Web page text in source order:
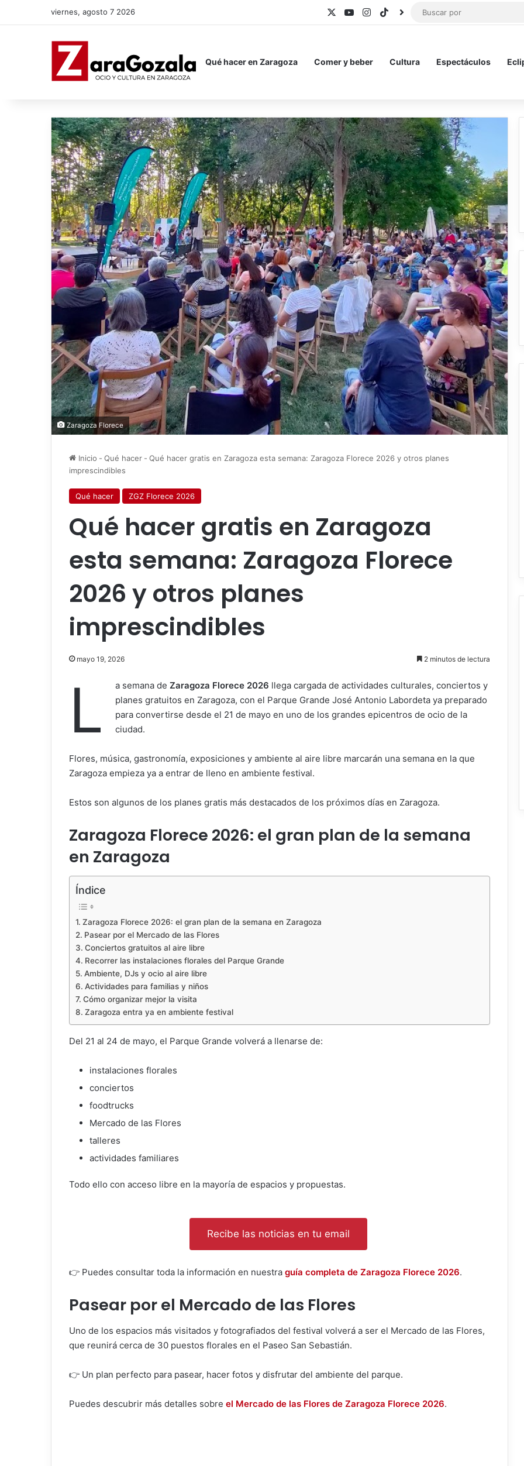
viernes, agosto 7 2026 YouTubeInstagram
TikTokBlueSky
Qué hacer en Zaragoza Comer y beber Cultura Espectáculos
Zaragoza Florece
Inicio - Qué hacer - Qué hacer gratis en Zaragoza esta semana: Zaragoza Florece 2026 y otros planes
imprescindibles
Qué hacer ZGZ Florece 2026
Qué hacer gratis en Zaragoza
esta semana: Zaragoza Florece
2026 y otros planes
imprescindibles
mayo 19, 2026 2 minutos de lectura
L a semana de Zaragoza Florece 2026 llega cargada de actividades culturales, conciertos y
planes gratuitos en Zaragoza, con el Parque Grande José Antonio Labordeta ya preparado
para convertirse desde el 21 de mayo en uno de los grandes epicentros de ocio de la
ciudad.
Flores, música, gastronomía, exposiciones y ambiente al aire libre marcarán una semana en la que
Zaragoza empieza ya a entrar de lleno en ambiente festival.
Estos son algunos de los planes gratis más destacados de los próximos días en Zaragoza.
Zaragoza Florece 2026: el gran plan de la semana
en Zaragoza
Índice
Zaragoza Florece 2026: el gran plan de la semana en Zaragoza
Pasear por el Mercado de las Flores
Conciertos gratuitos al aire libre
Recorrer las instalaciones florales del Parque Grande
Ambiente, DJs y ocio al aire libre
Actividades para familias y niños
Cómo organizar mejor la visita
Zaragoza entra ya en ambiente festival
Del 21 al 24 de mayo, el Parque Grande volverá a llenarse de:
instalaciones florales
conciertos
foodtrucks
Mercado de las Flores
talleres
actividades familiares
Todo ello con acceso libre en la mayoría de espacios y propuestas.
Recibe las noticias en tu email
👉 Puedes consultar toda la información en nuestra guía completa de Zaragoza Florece 2026.
Pasear por el Mercado de las Flores
Uno de los espacios más visitados y fotografiados del festival volverá a ser el Mercado de las Flores,
que reunirá cerca de 30 puestos florales en el Paseo San Sebastián.
👉 Un plan perfecto para pasear, hacer fotos y disfrutar del ambiente del parque.
Puedes descubrir más detalles sobre el Mercado de las Flores de Zaragoza Florece 2026.